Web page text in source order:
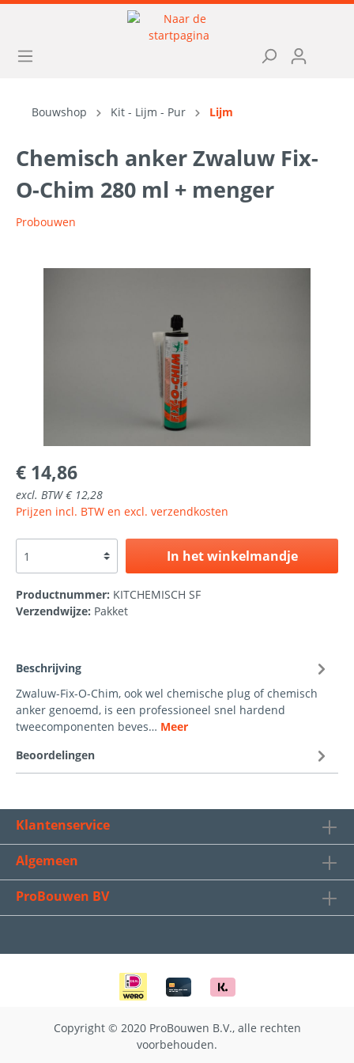
Bouwshop Kit - Lijm - Pur Lijm
Chemisch anker Zwaluw Fix-
O-Chim 280 ml + menger
Probouwen
€ 14,86
excl. BTW € 12,28
Prijzen incl. BTW en excl. verzendkosten
In het winkelmandje
Productnummer: KITCHEMISCH SF
Verzendwijze: Pakket
Beschrijving
Zwaluw-Fix-O-Chim, ook wel chemische plug of chemisch
anker genoemd, is een professioneel snel hardend
tweecomponenten beves… Meer
Beoordelingen
Klantenservice
Algemeen
ProBouwen BV
Copyright © 2020 ProBouwen B.V., alle rechten
voorbehouden.